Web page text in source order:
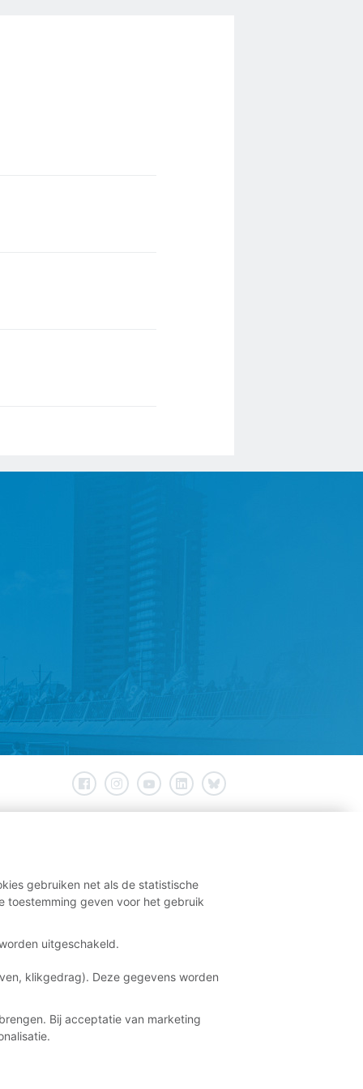
gebruiken net als de statistische
toestemming geven voor het gebruik
uitgeschakeld.
klikgedrag). Deze gegevens worden
Bij acceptatie van marketing